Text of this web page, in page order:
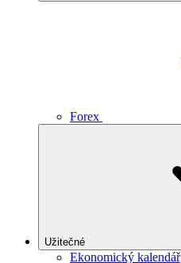
Forex
Užitečné
Ekonomický kalendář